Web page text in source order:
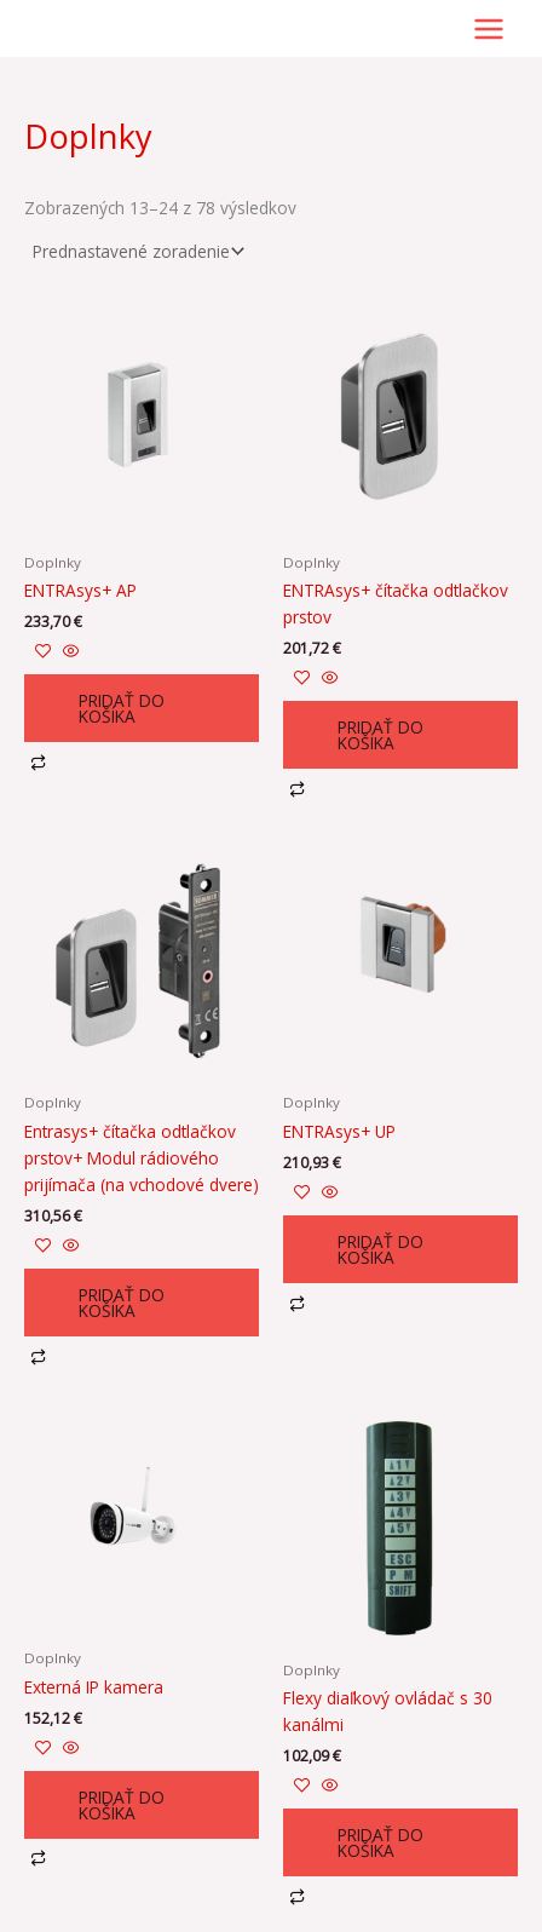
Doplnky
Zobrazených 13–24 z 78 výsledkov
Doplnky
ENTRAsys+ AP
233,70€
PRIDAŤ DO
KOŠÍKA
Doplnky
ENTRAsys+ čítačka odtlačkov
prstov
201,72€
PRIDAŤ DO
KOŠÍKA
Doplnky
Entrasys+ čítačka odtlačkov
prstov+ Modul rádiového
prijímača (na vchodové dvere)
310,56€
PRIDAŤ DO
KOŠÍKA
Doplnky
ENTRAsys+ UP
210,93€
PRIDAŤ DO
KOŠÍKA
Doplnky
Externá IP kamera
152,12€
PRIDAŤ DO
KOŠÍKA
Doplnky
Flexy diaľkový ovládač s 30
kanálmi
102,09€
PRIDAŤ DO
KOŠÍKA